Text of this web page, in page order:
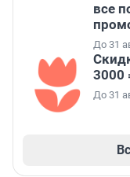
все
До 31
3000
До 31